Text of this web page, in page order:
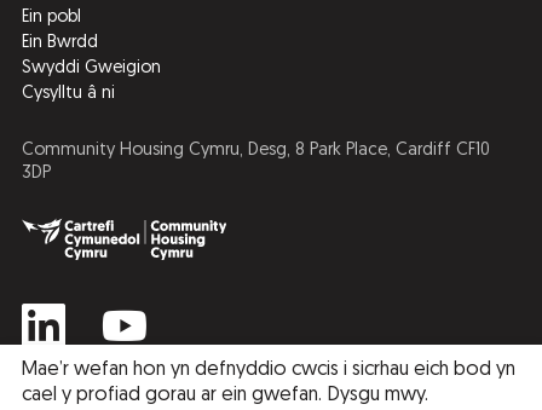
Ein pobl
Ein Bwrdd
Swyddi Gweigion
Cysylltu â ni
Community Housing Cymru, Desg, 8 Park Place, Cardiff CF10
3DP
Privacy Policy Cookie Policy
Mae’r wefan hon yn defnyddio cwcis i sicrhau eich bod yn
cael y profiad gorau ar ein gwefan. Dysgu mwy.